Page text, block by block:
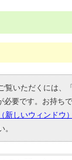
覧いただくには、
必要です。お持ち
新しいウィンドウ
。